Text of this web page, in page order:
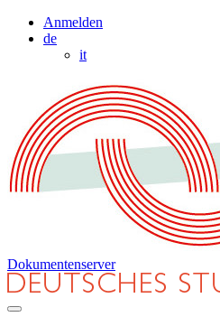
Anmelden
de
it
Dokumentenserver